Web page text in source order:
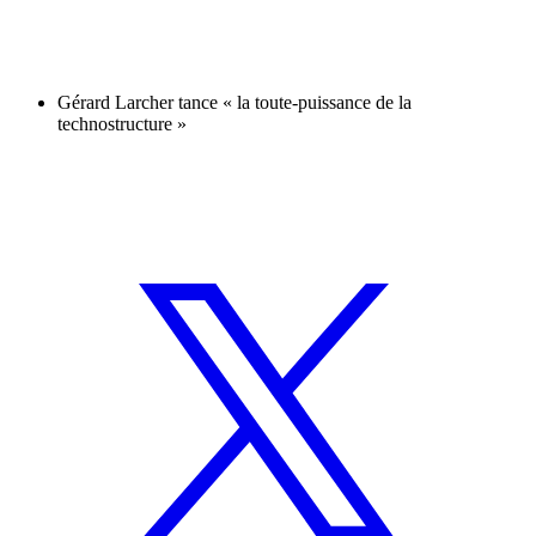
Gérard Larcher tance « la toute-puissance de la
technostructure »